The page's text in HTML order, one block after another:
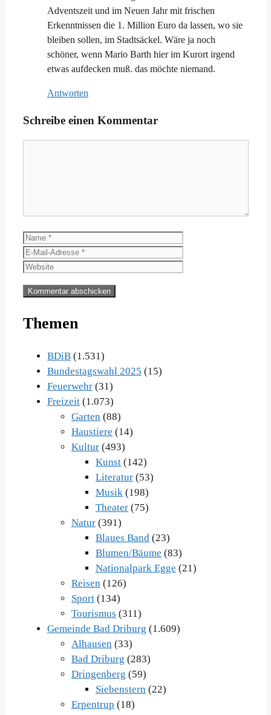
Adventszeit und im Neuen Jahr mit frischen
Erkenntnissen die 1. Million Euro da lassen, wo sie
bleiben sollen, im Stadtsäckel. Wäre ja noch
schöner, wenn Mario Barth hier im Kurort irgend
etwas aufdecken muß. das möchte niemand.
Antworten
Schreibe einen Kommentar
Name
Themen
BDiB (1.531)
Bundestagswahl 2025 (15)
Feuerwehr (31)
Freizeit (1.073)
Garten (88)
Haustiere (14)
Kultur (493)
Kunst (142)
Literatur (53)
Musik (198)
Theater (75)
Natur (391)
Blaues Band (23)
Blumen/Bäume (83)
Nationalpark Egge (21)
Reisen (126)
Sport (134)
Tourismus (311)
Gemeinde Bad Driburg (1.609)
Alhausen (33)
Bad Driburg (283)
Dringenberg (59)
Siebenstern (22)
Erpentrup (18)